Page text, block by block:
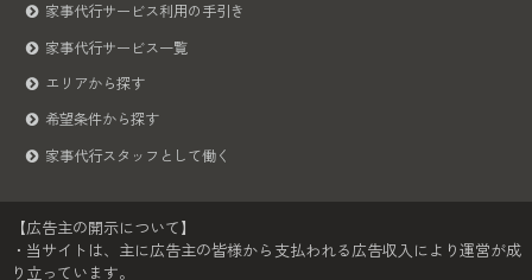
家事代行サービス利用の手引き
家事代行サービス一覧
エリアから探す
希望条件から探す
家事代行スタッフとして働く
【広告主の開示について】
・当サイトは、主に広告主の皆様から支払われる広告収入により運営が成
り立っています。